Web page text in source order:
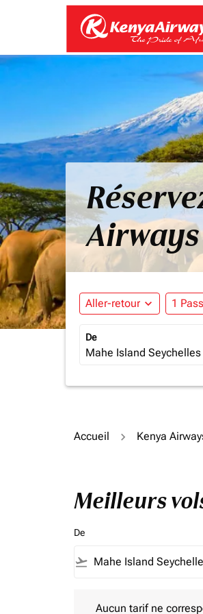
Airways
Aller-retour expand_more 1
De
Accueil Kenya
Meilleurs
De
flight_takeoff
Aucun tarif ne